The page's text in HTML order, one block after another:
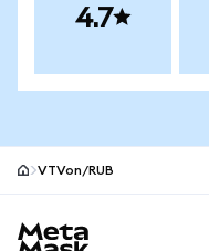
4.7
VTVon/RUB